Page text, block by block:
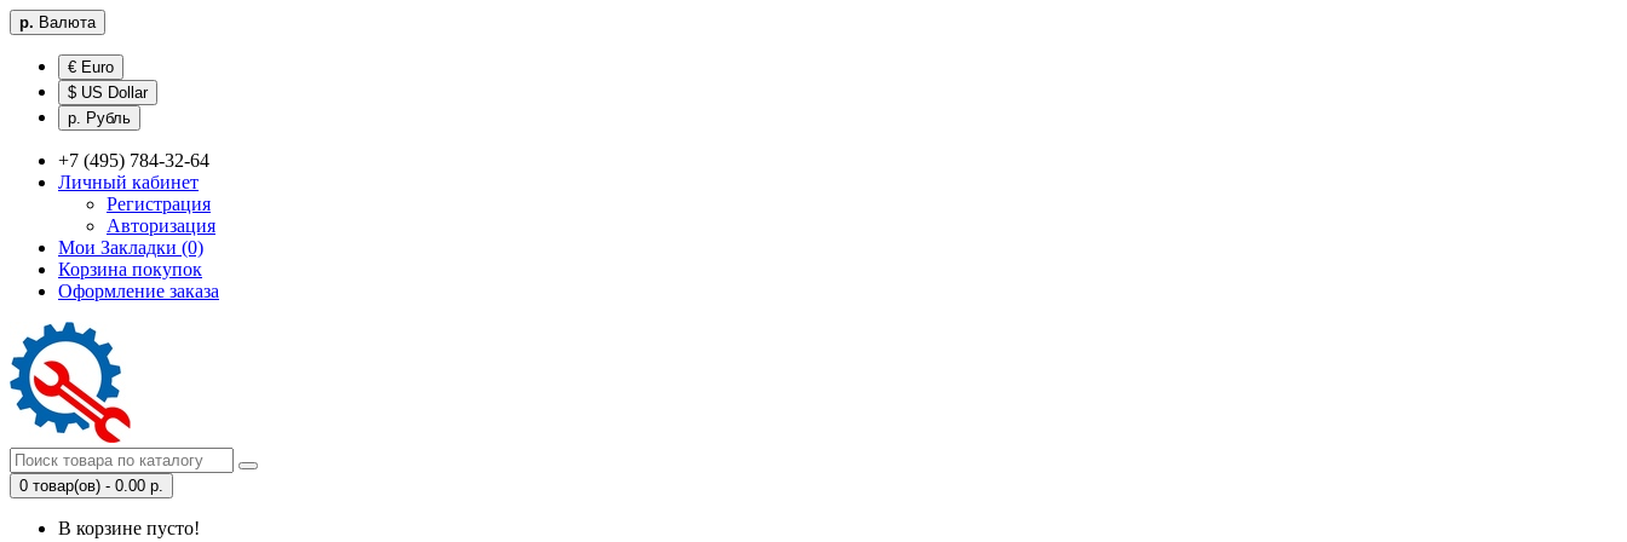
р. Валюта
€ Euro
$ US Dollar
р. Рубль
+7 (495) 784-32-64
Личный кабинет
Регистрация
Авторизация
Мои Закладки (0)
Корзина покупок
Оформление заказа
0 товар(ов) - 0.00 р.
В корзине пусто!